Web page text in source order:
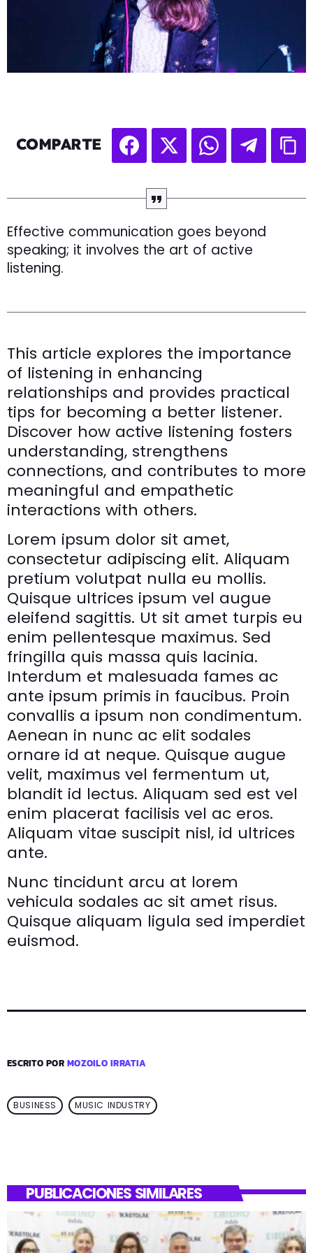
COMPARTE
Effective communication goes beyond
speaking; it involves the art of active
listening.
This article explores the importance
of listening in enhancing
relationships and provides practical
tips for becoming a better listener.
Discover how active listening fosters
understanding, strengthens
connections, and contributes to more
meaningful and empathetic
interactions with others.
Lorem ipsum dolor sit amet,
consectetur adipiscing elit. Aliquam
pretium volutpat nulla eu mollis.
Quisque ultrices ipsum vel augue
eleifend sagittis. Ut sit amet turpis eu
enim pellentesque maximus. Sed
fringilla quis massa quis lacinia.
Interdum et malesuada fames ac
ante ipsum primis in faucibus. Proin
convallis a ipsum non condimentum.
Aenean in nunc ac elit sodales
ornare id at neque. Quisque augue
velit, maximus vel fermentum ut,
blandit id lectus. Aliquam sed est vel
enim placerat facilisis vel ac eros.
Aliquam vitae suscipit nisl, id ultrices
ante.
Nunc tincidunt arcu at lorem
vehicula sodales ac sit amet risus.
Quisque aliquam ligula sed imperdiet
euismod.
ESCRITO PORMOZOILO IRRATIA
BUSINESS MUSIC INDUSTRY
PUBLICACIONES SIMILARES